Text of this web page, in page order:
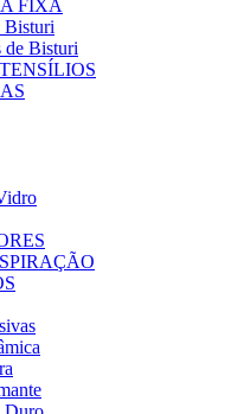
FIXA
Bisturi
de Bisturi